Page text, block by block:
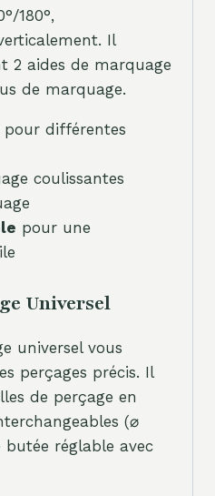
180°,
Il
2 aides de marquage
de marquage.
différentes
coulissantes
pour une
Universel
universel vous
perçages précis. Il
de perçage en
(⌀
butée réglable avec